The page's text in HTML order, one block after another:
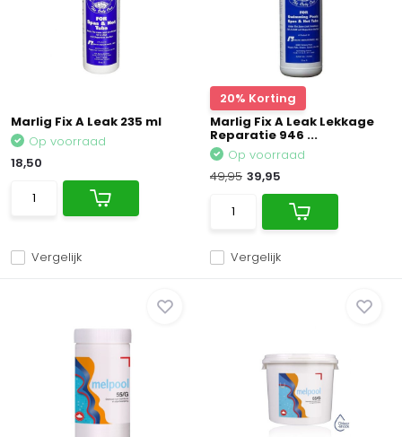
Marlig Fix A Leak 235 ml
Vergelijk
Op voorraad
18,50
20% Korting
Marlig Fix A Leak Lekkage
Reparatie 946 ...
Vergelijk
Op voorraad
49,95 39,95